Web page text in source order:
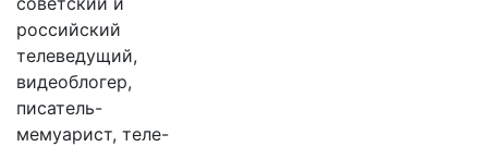
российский
телеведущий,
видеоблогер,
писатель-
мемуарист, теле-